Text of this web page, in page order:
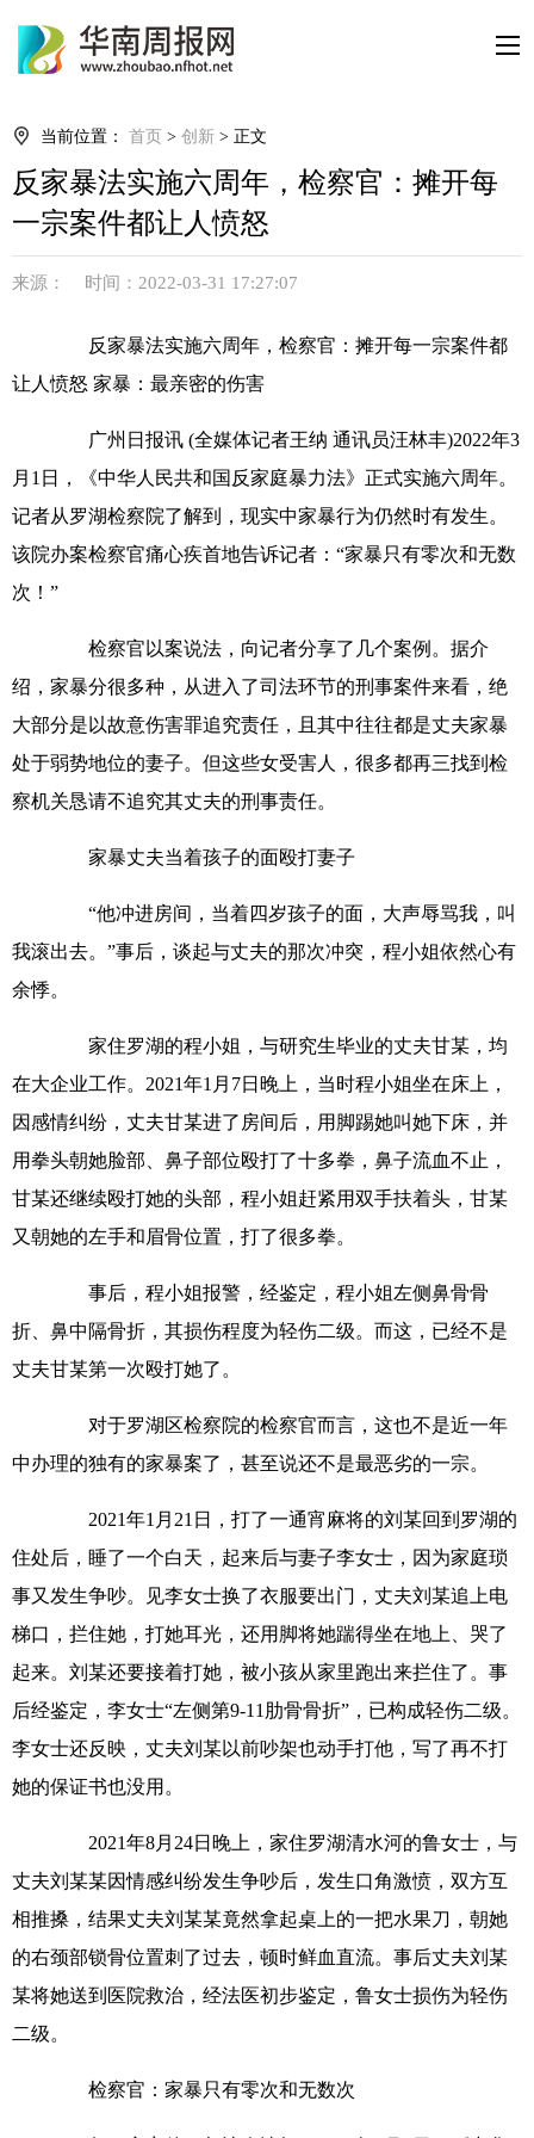
当前位置： 首页 > 创新 > 正文
反家暴法实施六周年，检察官：摊开每
一宗案件都让人愤怒
来源： 时间：2022-03-31 17:27:07
反家暴法实施六周年，检察官：摊开每一宗案件都
让人愤怒 家暴：最亲密的伤害
广州日报讯 (全媒体记者王纳 通讯员汪林丰)2022年3
月1日，《中华人民共和国反家庭暴力法》正式实施六周年。
记者从罗湖检察院了解到，现实中家暴行为仍然时有发生。
该院办案检察官痛心疾首地告诉记者：“家暴只有零次和无数
次！”
检察官以案说法，向记者分享了几个案例。据介
绍，家暴分很多种，从进入了司法环节的刑事案件来看，绝
大部分是以故意伤害罪追究责任，且其中往往都是丈夫家暴
处于弱势地位的妻子。但这些女受害人，很多都再三找到检
察机关恳请不追究其丈夫的刑事责任。
家暴丈夫当着孩子的面殴打妻子
“他冲进房间，当着四岁孩子的面，大声辱骂我，叫
我滚出去。”事后，谈起与丈夫的那次冲突，程小姐依然心有
余悸。
家住罗湖的程小姐，与研究生毕业的丈夫甘某，均
在大企业工作。2021年1月7日晚上，当时程小姐坐在床上，
因感情纠纷，丈夫甘某进了房间后，用脚踢她叫她下床，并
用拳头朝她脸部、鼻子部位殴打了十多拳，鼻子流血不止，
甘某还继续殴打她的头部，程小姐赶紧用双手扶着头，甘某
又朝她的左手和眉骨位置，打了很多拳。
事后，程小姐报警，经鉴定，程小姐左侧鼻骨骨
折、鼻中隔骨折，其损伤程度为轻伤二级。而这，已经不是
丈夫甘某第一次殴打她了。
对于罗湖区检察院的检察官而言，这也不是近一年
中办理的独有的家暴案了，甚至说还不是最恶劣的一宗。
2021年1月21日，打了一通宵麻将的刘某回到罗湖的
住处后，睡了一个白天，起来后与妻子李女士，因为家庭琐
事又发生争吵。见李女士换了衣服要出门，丈夫刘某追上电
梯口，拦住她，打她耳光，还用脚将她踹得坐在地上、哭了
起来。刘某还要接着打她，被小孩从家里跑出来拦住了。事
后经鉴定，李女士“左侧第9-11肋骨骨折”，已构成轻伤二级。
李女士还反映，丈夫刘某以前吵架也动手打他，写了再不打
她的保证书也没用。
2021年8月24日晚上，家住罗湖清水河的鲁女士，与
丈夫刘某某因情感纠纷发生争吵后，发生口角激愤，双方互
相推搡，结果丈夫刘某某竟然拿起桌上的一把水果刀，朝她
的右颈部锁骨位置刺了过去，顿时鲜血直流。事后丈夫刘某
某将她送到医院救治，经法医初步鉴定，鲁女士损伤为轻伤
二级。
检察官：家暴只有零次和无数次